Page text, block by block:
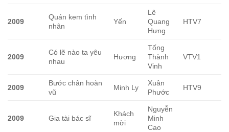
2009
Quán kem tình
nhân
Yến
Lê
Quang
Hưng
HTV7
2009
Có lẽ nào ta yêu
nhau
Hương
Tống
Thành
Vinh
VTV1
2009
Bước chân hoàn
vũ
Minh Ly
Xuân
Phước
HTV9
2009 Gia tài bác sĩ
Khách
mời
Nguyễn
Minh
Cao